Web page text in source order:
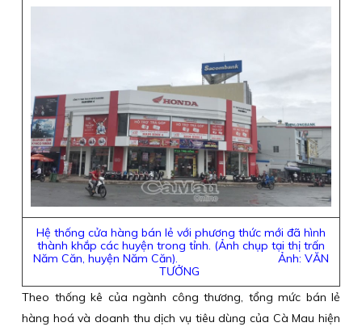
Hệ thống cửa hàng bán lẻ với phương thức mới đã hình
thành khắp các huyện trong tỉnh. (Ảnh chụp tại thị trấn
Năm Căn, huyện Năm Căn). Ảnh: VĂN
TƯỞNG
Theo thống kê của ngành công thương, tổng mức bán lẻ
hàng hoá và doanh thu dịch vụ tiêu dùng của Cà Mau hiện